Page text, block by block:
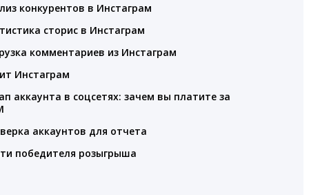
конкурентов в Инстаграм
сторис в Инстаграм
комментариев из Инстаграм
Инстаграм
аккаунта в соцсетях: зачем вы платите за
аккаунтов для отчета
победителя розыгрыша